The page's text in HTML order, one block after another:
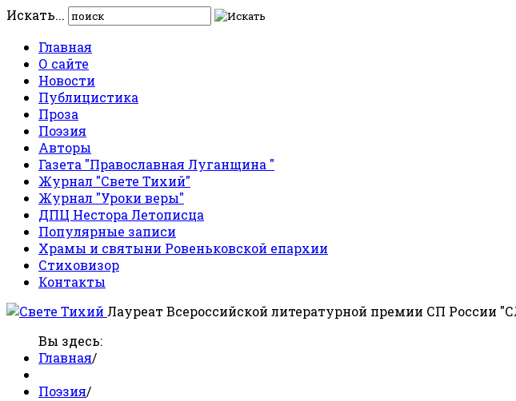
Искать...
Главная
О сайте
Новости
Публицистика
Проза
Поэзия
Авторы
Газета "Православная Луганщина "
Журнал "Свете Тихий"
Журнал "Уроки веры"
ДПЦ Нестора Летописца
Популярные записи
Храмы и святыни Ровеньковской епархии
Стиховизор
Контакты
Лауреат Всероссийской литературной премии СП России
Вы здесь:
Главная/
Поэзия/